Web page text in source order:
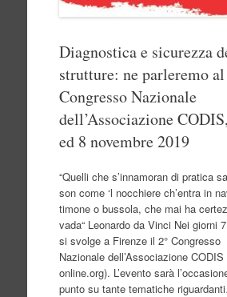
Diagnostica e sicurezza
strutture: ne parleremo al
Congresso Nazionale
dell’Associazione
ed 8 novembre 2019
“Quelli che s’innamoran di pratica
son come ‘l nocchiere ch’entra in
timone o bussola, che mai ha
vada“ Leonardo da Vinci Nei giorni
si svolge a Firenze il 2° Congresso
Nazionale dell’Associazione
online.org). L’evento sarà
punto su tante tematiche